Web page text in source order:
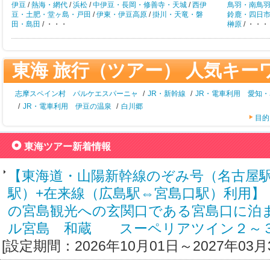
伊豆 /熱海・網代 /浜松 /中伊豆・長岡・修善寺・天城 /西伊
豆・土肥・堂ヶ島・戸田 /伊東・伊豆高原 /掛川・天竜・磐
田・島田 / ・・・
鳥羽・南鳥
鈴鹿・四日
榊原 / ・・・
東海 旅行（ツアー） 人気キー
志摩スペイン村 パルケエスパーニャ / JR・新幹線 / JR・電車利用 愛知・
/ JR・電車利用 伊豆の温泉 / 白川郷
目
東海ツアー新着情報
【東海道・山陽新幹線のぞみ号（名古屋
駅）+在来線（広島駅⇔宮島口駅）利用
の宮島観光への玄関口である宮島口に
ル宮島 和蔵 スーペリアツイン２～
[設定期間：2026年10月01日～2027年03